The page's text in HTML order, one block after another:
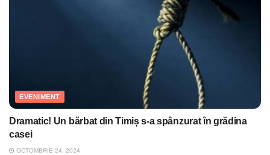
EVENIMENT
Dramatic! Un bărbat din Timiș s-a spânzurat în grădina
casei
OCTOMBRIE 24, 2024